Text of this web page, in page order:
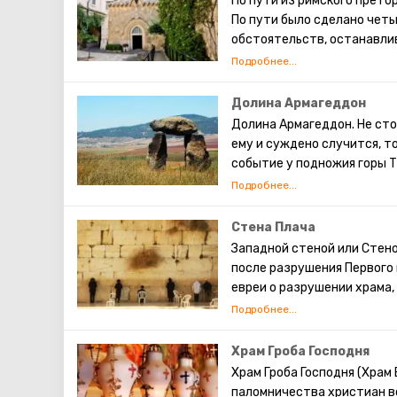
проводящие процедуры с
По пути было сделано
обстоятельств,
станциями. На месте
Крестному пути, можно
Иисусу. ( В программе
Долина Армагеддон
Долина Армагеддон. Не
ему и суждено случится,
событие у подножия горы
которые сойдутся в
Наполеоном.
Армагеддон можно
Еще в древности холм
торговые пути от портов
Меггидо был
археологические
культурных слоев,
Стена Плача
Западной стеной или
после разрушения
евреи о разрушении
существует традиция:
непременно сбудется.
это возможно только в
Храм Гроба Господня
Храм Гроба Господня (Храм
паломничества христиан